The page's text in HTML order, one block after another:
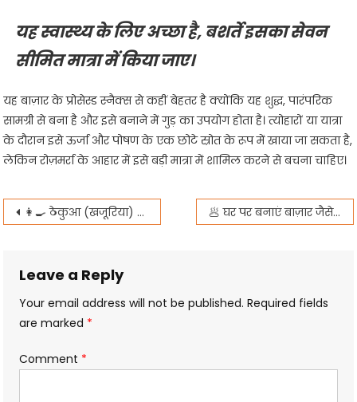
यह स्वास्थ्य के लिए अच्छा है, बशर्ते इसका सेवन
सीमित मात्रा में किया जाए।
यह बाज़ार के प्रोसेस्ड स्नैक्स से कहीं बेहतर है क्योंकि यह शुद्ध, पारंपरिक
सामग्री से बना है और इसे बनाने में गुड़ का उपयोग होता है। त्योहारों या यात्रा
के दौरान इसे ऊर्जा और पोषण के एक छोटे स्रोत के रूप में खाया जा सकता है,
लेकिन रोज़मर्रा के आहार में इसे बड़ी मात्रा में शामिल करने से बचना चाहिए।
Post
👩‍🍳 ठेकुआ (खजूरिया) बनाने की पारंपरिक विधि: छठ पूजा का सुनहरा प्रसाद 🥟 घर पर बनाएं बाज़ार जैसे सॉफ्ट और जूसी मोमोज: परफेक्ट रेसिपी और सारे सीक्रेट्स
Leave a Reply
Your email address will not be published. Required fields
are marked *
Comment *